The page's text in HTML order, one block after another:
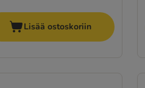
Lisää ostoskoriin